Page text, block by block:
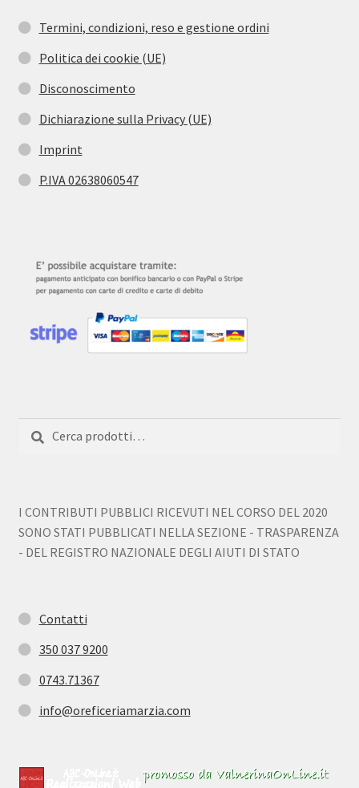
Termini, condizioni, reso e gestione ordini
Politica dei cookie (UE)
Disconoscimento
Dichiarazione sulla Privacy (UE)
Imprint
P.IVA 02638060547
Cerca:
Cerca
I CONTRIBUTI PUBBLICI RICEVUTI NEL CORSO DEL 2020
SONO STATI PUBBLICATI NELLA SEZIONE - TRASPARENZA
- DEL REGISTRO NAZIONALE DEGLI AIUTI DI STATO
Contatti
350 037 9200
0743.71367
info@oreficeriamarzia.com